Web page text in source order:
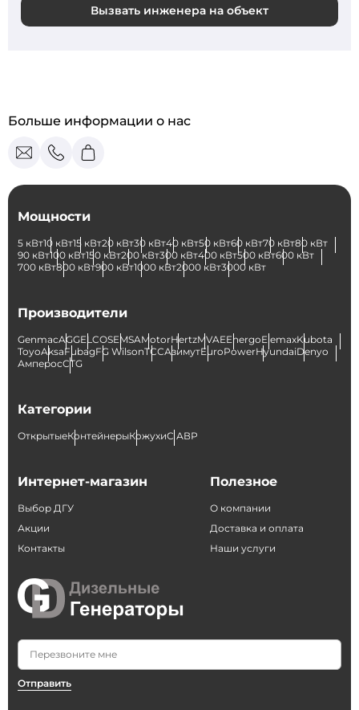
Вызвать инженера на объект
Больше информации о нас
Мощности
5 кВт10 кВт15 кВт20 кВт30 кВт40 кВт50 кВт60 кВт70 кВт80 кВт
90 кВт100 кВт150 кВт200 кВт300 кВт400 кВт500 кВт600 кВт
700 кВт800 кВт900 кВт1000 кВт2000 кВт3000 кВт
Производители
GenmacAGGELCOSEMSAMotorHertzMVAEEnergoElemaxKubota
ToyoAksaFubagFG WilsonТССАзимутEuroPowerHyundaiDenyo
АмперосCTG
Категории
ОткрытыеКонтейнерыКожухиС АВР
Интернет-магазин
Выбор ДГУ
Акции
Контакты
Отправить
Полезное
О компании
Доставка и оплата
Наши услуги